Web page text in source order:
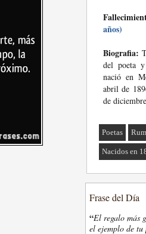
años)
Biografia:
del poeta y
nació en
abril de
de
Poetas
Nacidos en
Frase del Día
“El regalo más
el ejemplo de